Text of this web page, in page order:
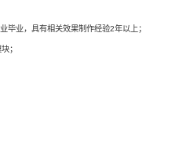
毕业，具有相关效果制作经验2年以上；
；